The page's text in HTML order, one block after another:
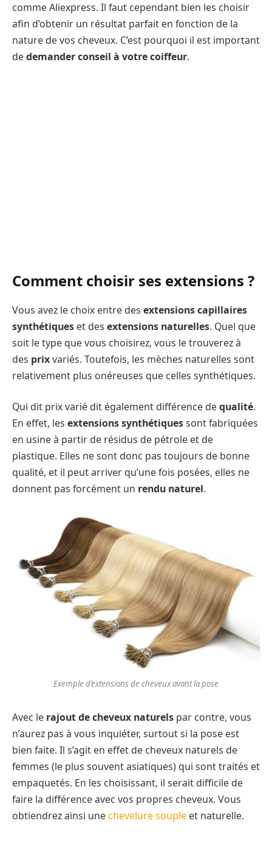
comme Aliexpress. Il faut cependant bien les choisir
afin d’obtenir un résultat parfait en fonction de la
nature de vos cheveux. C’est pourquoi il est important
dedemander conseil à votre coiffeur.
Comment choisir ses extensions ?
Vous avez le choix entre des extensions capillaires
synthétiques et des extensions naturelles. Quel que
soit le type que vous choisirez, vous le trouverez à
des prixvariés. Toutefois, les mèches naturelles sont
relativement plus onéreuses que celles synthétiques.
Qui dit prix varié dit également différence dequalité.
En effet, les extensions synthétiquessont fabriquées
en usine à partir de résidus de pétrole et de
plastique. Elles ne sont donc pas toujours de bonne
qualité, et il peut arriver qu’une fois posées, elles ne
donnent pas forcément un rendu naturel.
Exemple d’extensions de cheveux avant la pose
Avec le rajout de cheveux naturels par contre, vous
n’aurez pas à vous inquiéter, surtout si la pose est
bien faite. Il s’agit en effet de cheveux naturels de
femmes (le plus souvent asiatiques) qui sont traités et
empaquetés. En les choisissant, il serait difficile de
faire la différence avec vos propres cheveux. Vous
obtiendrez ainsi unechevelure souple et naturelle.